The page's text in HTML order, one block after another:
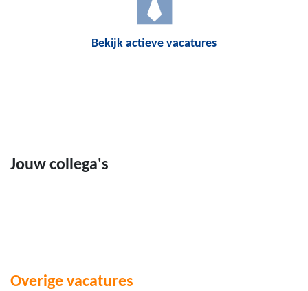
Bekijk actieve vacatures
Jouw collega's
Overige vacatures